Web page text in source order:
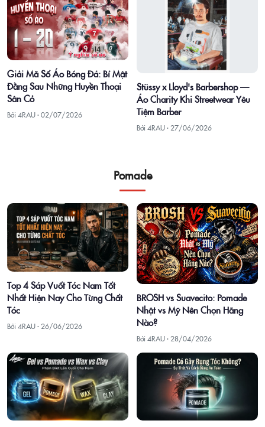
Giải Mã Số Áo Bóng Đá: Bí Mật
Đằng Sau Những Huyền Thoại
Sân Cỏ
Bởi 4RAU ·02/07/2026
Stüssy x Lloyd's Barbershop —
Áo Charity Khi Streetwear Yêu
Tiệm Barber
Bởi 4RAU · 27/06/2026
Pomade
Top 4 Sáp Vuốt Tóc Nam Tốt
Nhất Hiện Nay Cho Từng Chất
Tóc
Bởi 4RAU · 26/06/2026
BROSH vs Suavecito: Pomade
Nhật vs Mỹ Nên Chọn Hãng
Nào?
Bởi 4RAU · 28/04/2026